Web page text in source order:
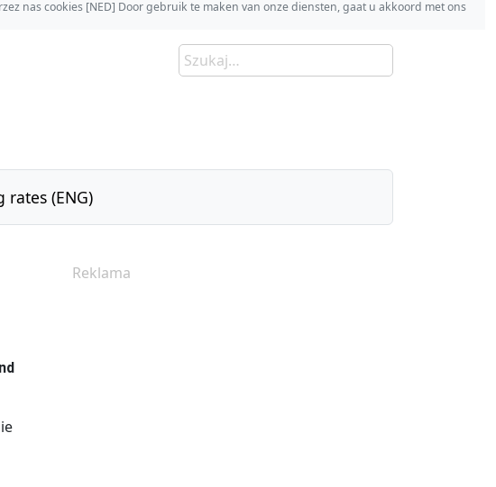
nas cookies [NED] Door gebruik te maken van onze diensten, gaat u akkoord met ons
rates (ENG)
Reklama